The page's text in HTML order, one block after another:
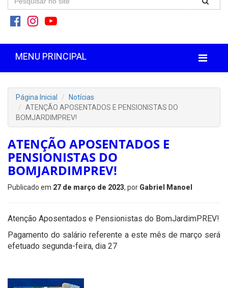
MENU PRINCIPAL
Página Inicial
Notícias
ATENÇÃO APOSENTADOS E PENSIONISTAS DO
BOMJARDIMPREV!
ATENÇÃO APOSENTADOS E
PENSIONISTAS DO
BOMJARDIMPREV!
Publicado em 27 de março de 2023, por Gabriel Manoel
Atenção Aposentados e Pensionistas do BomJardimPREV!
Pagamento do salário referente a este mês de março será
efetuado segunda-feira, dia 27
'